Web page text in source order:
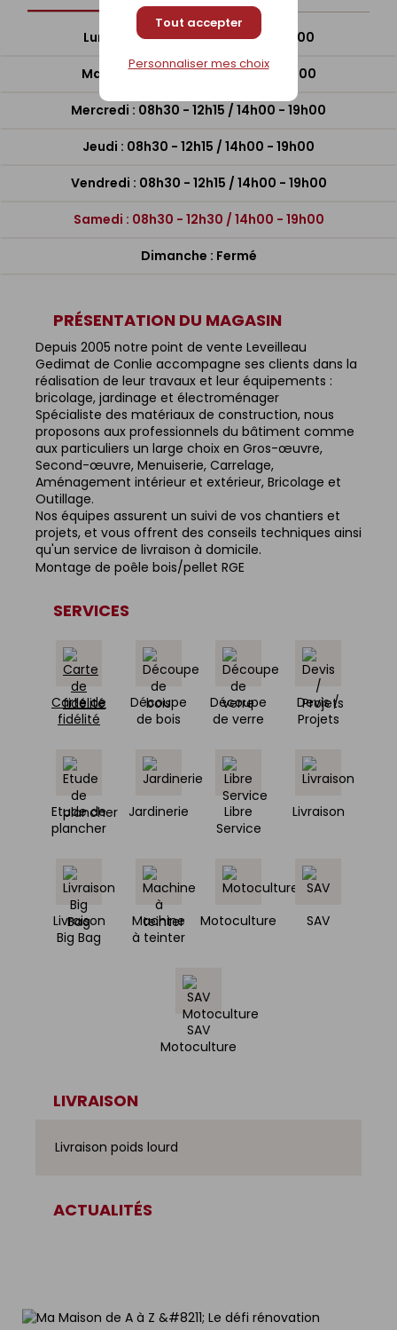
Tout accepter
Personnaliser mes choix
Lundi : 08h30 - 12h15 / 14h00 - 19h00
Mardi : 08h30 - 12h15 / 14h00 - 19h00
Mercredi : 08h30 - 12h15 / 14h00 - 19h00
Jeudi : 08h30 - 12h15 / 14h00 - 19h00
Vendredi : 08h30 - 12h15 / 14h00 - 19h00
Samedi : 08h30 - 12h30 / 14h00 - 19h00
Dimanche : Fermé
PRÉSENTATION DU MAGASIN
Depuis 2005 notre point de vente Leveilleau
Gedimat de Conlie accompagne ses clients dans la
réalisation de leur travaux et leur équipements :
bricolage, jardinage et électroménager
Spécialiste des matériaux de construction, nous
proposons aux professionnels du bâtiment comme
aux particuliers un large choix en Gros-œuvre,
Second-œuvre, Menuiserie, Carrelage,
Aménagement intérieur et extérieur, Bricolage et
Outillage.
Nos équipes assurent un suivi de vos chantiers et
projets, et vous offrent des conseils techniques ainsi
qu'un service de livraison à domicile.
Montage de poêle bois/pellet RGE
SERVICES
Carte de
fidélité
Découpe
de bois
Découpe
de verre
Devis /
Projets
Etude de
plancher
Jardinerie
Libre
Service
Livraison
Livraison
Big Bag
Machine
à teinter
Motoculture SAV
SAV
Motoculture
LIVRAISON
Livraison poids lourd
ACTUALITÉS